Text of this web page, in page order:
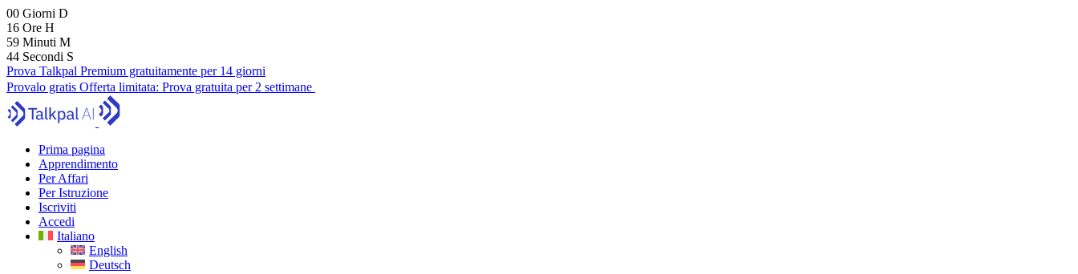
00 Giorni D
16 Ore H
59 Minuti M
43 Secondi S
Prova Talkpal Premium gratuitamente per 14 giorni
Provalo gratis Offerta limitata: Prova gratuita per 2 settimane
Prima pagina
Apprendimento
Per Affari
Per Istruzione
Iscriviti
Accedi
Italiano
English
Deutsch